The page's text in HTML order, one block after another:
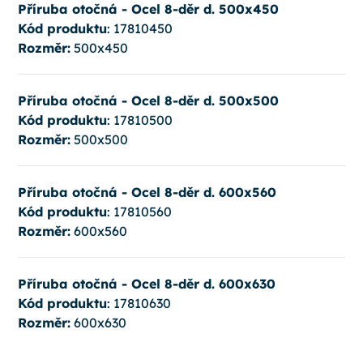
Příruba otočná - Ocel 8-děr d. 500x450
Kód produktu: 17810450
Rozměr:500x450
Příruba otočná - Ocel 8-děr d. 500x500
Kód produktu: 17810500
Rozměr:500x500
Příruba otočná - Ocel 8-děr d. 600x560
Kód produktu: 17810560
Rozměr:600x560
Příruba otočná - Ocel 8-děr d. 600x630
Kód produktu: 17810630
Rozměr:600x630